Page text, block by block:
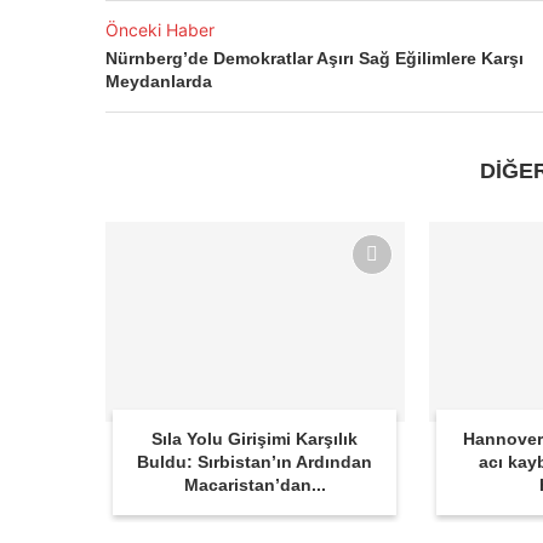
Önceki Haber
Nürnberg’de Demokratlar Aşırı Sağ Eğilimlere Karşı
Meydanlarda
Sıla Yolu Girişimi Karşılık
Buldu: Sırbistan’ın Ardından
Macaristan’dan...
acı